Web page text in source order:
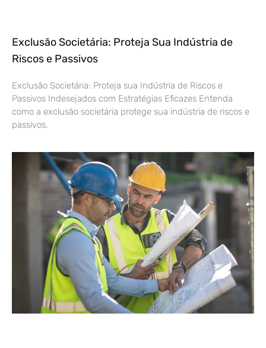
Exclusão Societária: Proteja Sua Indústria de
Riscos e Passivos
Exclusão Societária: Proteja sua Indústria de Riscos e
Passivos Indesejados com Estratégias Eficazes Entenda
como a exclusão societária protege sua indústria de riscos e
passivos,